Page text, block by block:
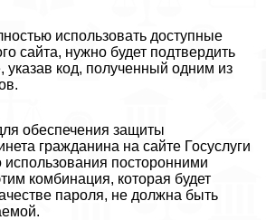
использовать доступные
сайта, нужно будет подтвердить
код, полученный одним из
обеспечения защиты
гражданина на сайте Госуслуги
использования посторонними
комбинация, которая будет
пароля, не должна быть